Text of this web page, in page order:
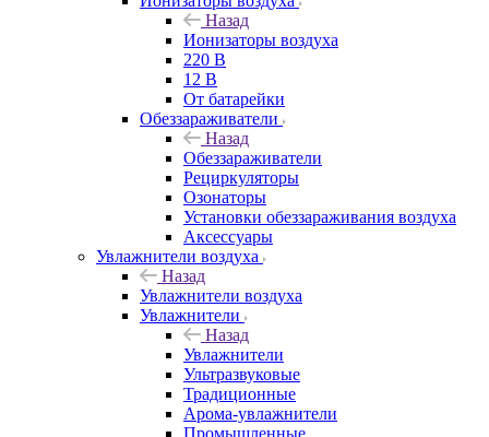
Назад
Ионизаторы воздуха
220 В
12 В
От батарейки
Обеззараживатели
Назад
Обеззараживатели
Рециркуляторы
Озонаторы
Установки обеззараживания воздуха
Аксессуары
Увлажнители воздуха
Назад
Увлажнители воздуха
Увлажнители
Назад
Увлажнители
Ультразвуковые
Традиционные
Арома-увлажнители
Промышленные